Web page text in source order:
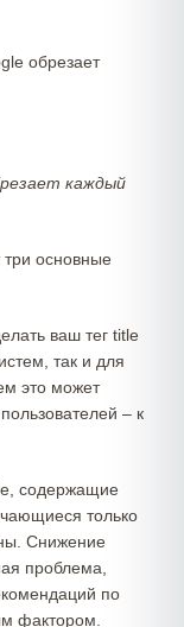
обрезает
каждый
три основные
ваш тег title
так и для
это может
– к
содержащие
только
Снижение
проблема,
по
фактором.